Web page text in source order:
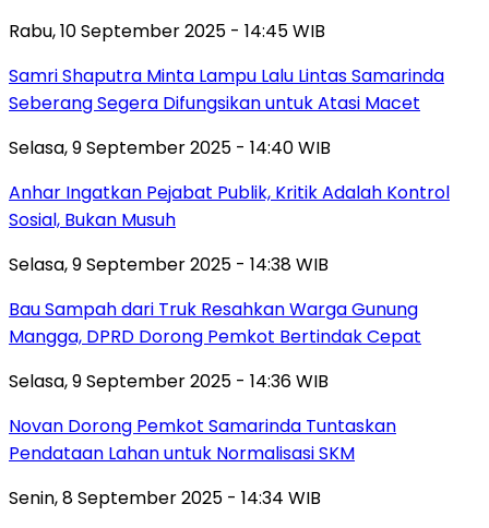
Rabu, 10 September 2025 - 14:45 WIB
Samri Shaputra Minta Lampu Lalu Lintas Samarinda
Seberang Segera Difungsikan untuk Atasi Macet
Selasa, 9 September 2025 - 14:40 WIB
Anhar Ingatkan Pejabat Publik, Kritik Adalah Kontrol
Sosial, Bukan Musuh
Selasa, 9 September 2025 - 14:38 WIB
Bau Sampah dari Truk Resahkan Warga Gunung
Mangga, DPRD Dorong Pemkot Bertindak Cepat
Selasa, 9 September 2025 - 14:36 WIB
Novan Dorong Pemkot Samarinda Tuntaskan
Pendataan Lahan untuk Normalisasi SKM
Senin, 8 September 2025 - 14:34 WIB